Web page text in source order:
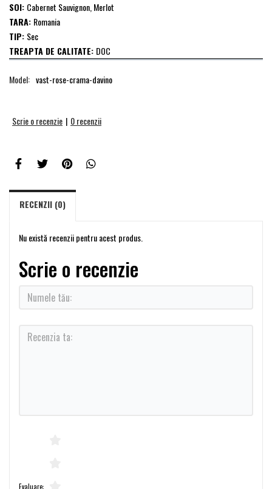
SOI: Cabernet Sauvignon, Merlot
TARA: Romania
TIP: Sec
TREAPTA DE CALITATE: DOC
Model: vast-rose-crama-davino
Scrie o recenzie | 0 recenzii
RECENZII (0)
Nu există recenzii pentru acest produs.
Scrie o recenzie
Evaluare: